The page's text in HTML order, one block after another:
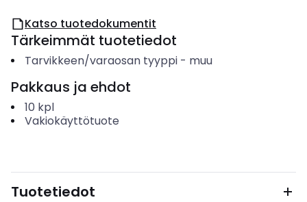
Katso tuotedokumentit
Tärkeimmät tuotetiedot
Tarvikkeen/varaosan tyyppi- muu
Pakkaus ja ehdot
10 kpl
Vakiokäyttötuote
Tuotetiedot